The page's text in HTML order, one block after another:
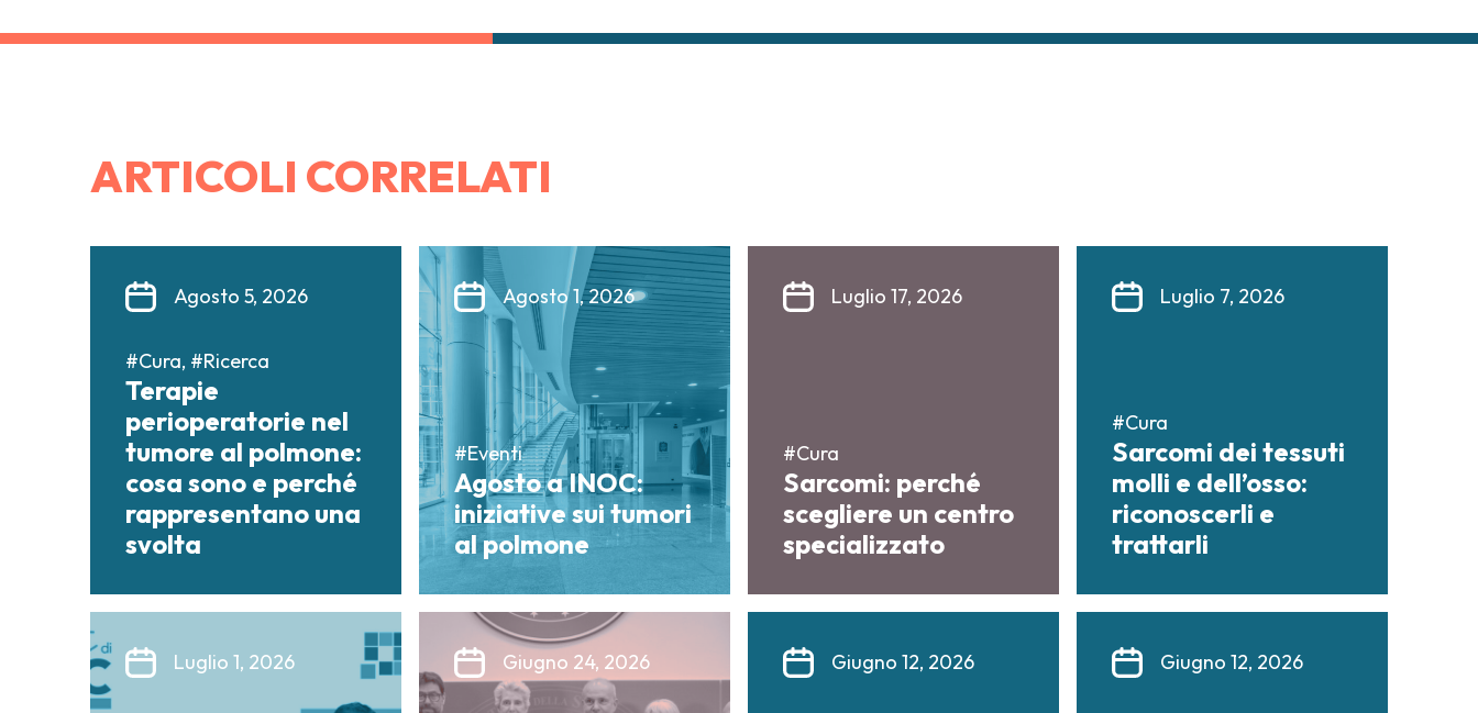
ARTICOLI CORRELATI
Agosto 5, 2026
#Cura, #Ricerca
Terapie
perioperatorie nel
tumore al polmone:
cosa sono e perché
rappresentano una
svolta
Agosto 1, 2026
#Eventi
Agosto a INOC:
iniziative sui tumori
al polmone
Luglio 17, 2026
#Cura
Sarcomi: perché
scegliere un centro
specializzato
Luglio 7, 2026
#Cura
Sarcomi dei tessuti
molli e dell’osso:
riconoscerli e
trattarli
Luglio 1, 2026 Giugno 24, 2026 Giugno 12, 2026 Giugno 12, 2026